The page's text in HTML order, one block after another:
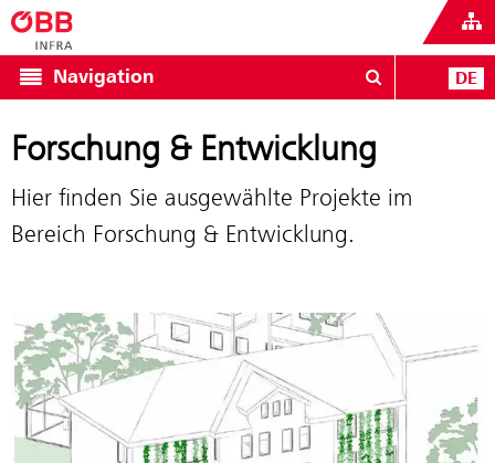
Navigation DE
Forschung & Entwicklung
Hier finden Sie ausgewählte Projekte im
Bereich Forschung & Entwicklung.